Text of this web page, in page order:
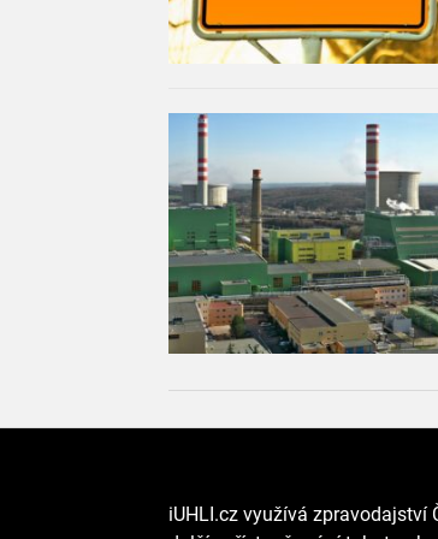
iUHLI.cz využívá zpravodajství